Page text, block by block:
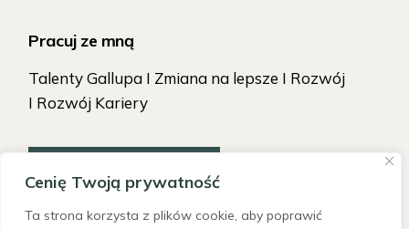
Cenię Twoją prywatność
Ta strona korzysta z plików cookie, aby poprawić
Pracuj ze mną
Talenty Gallupa I Zmiana na lepsze I Rozwój
I Rozwój Kariery